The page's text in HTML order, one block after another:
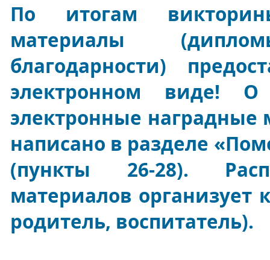
По итогам
материалы
благодарности)
электронном виде!
электронные наградные
написано в разделе
(пункты 26-28).
материалов организует
родитель, воспитатель).